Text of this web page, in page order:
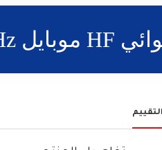
التقييم